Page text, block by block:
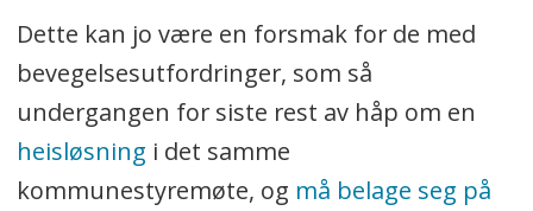
Dette kan jo være en forsmak for de med
bevegelsesutfordringer, som så
undergangen for siste rest av håp om en
heisløsning i det samme
kommunestyremøte, og må belage seg på